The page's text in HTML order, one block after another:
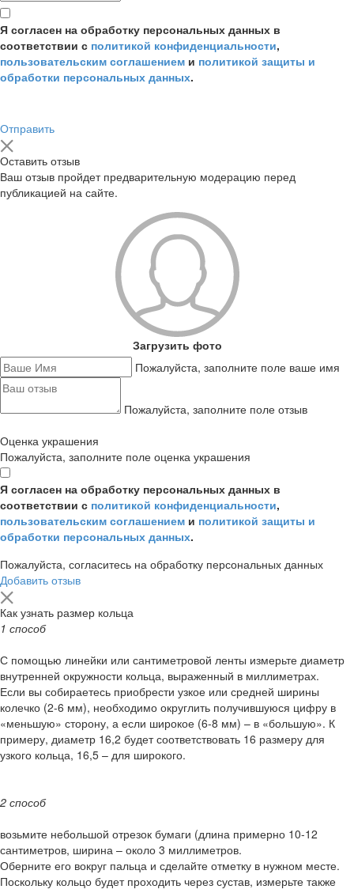
Я согласен на обработку персональных данных в
соответствии с политикой конфиденциальности,
пользовательским соглашением и политикой защиты и
обработки персональных данных.
Отправить
Оставить отзыв
Ваш отзыв пройдет предварительную модерацию перед
публикацией на сайте.
Загрузить фото
Пожалуйста, заполните поле ваше имя
Пожалуйста, заполните поле отзыв
Оценка украшения
Пожалуйста, заполните поле оценка украшения
Я согласен на обработку персональных данных в
соответствии с политикой конфиденциальности,
пользовательским соглашением и политикой защиты и
обработки персональных данных.
Пожалуйста, согласитесь на обработку персональных данных
Добавить отзыв
Как узнать размер кольца
1 способ
С помощью линейки или сантиметровой ленты измерьте диаметр
внутренней окружности кольца, выраженный в миллиметрах.
Если вы собираетесь приобрести узкое или средней ширины
колечко (2-6 мм), необходимо округлить получившуюся цифру в
«меньшую» сторону, а если широкое (6-8 мм) – в «большую». К
примеру, диаметр 16,2 будет соответствовать 16 размеру для
узкого кольца, 16,5 – для широкого.
2 способ
возьмите небольшой отрезок бумаги (длина примерно 10-12
сантиметров, ширина – около 3 миллиметров.
Оберните его вокруг пальца и сделайте отметку в нужном месте.
Поскольку кольцо будет проходить через сустав, измерьте также